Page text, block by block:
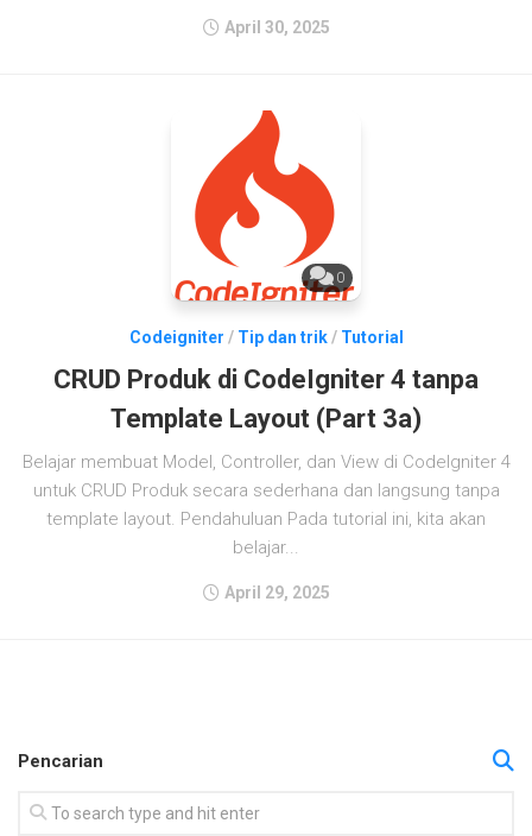
April 30, 2025
0
Codeigniter / Tip dan trik/ Tutorial
CRUD Produk di CodeIgniter 4 tanpa
Template Layout (Part 3a)
Belajar membuat Model, Controller, dan View di CodeIgniter 4
untuk CRUD Produk secara sederhana dan langsung tanpa
template layout. Pendahuluan Pada tutorial ini, kita akan
belajar...
April 29, 2025
Pencarian